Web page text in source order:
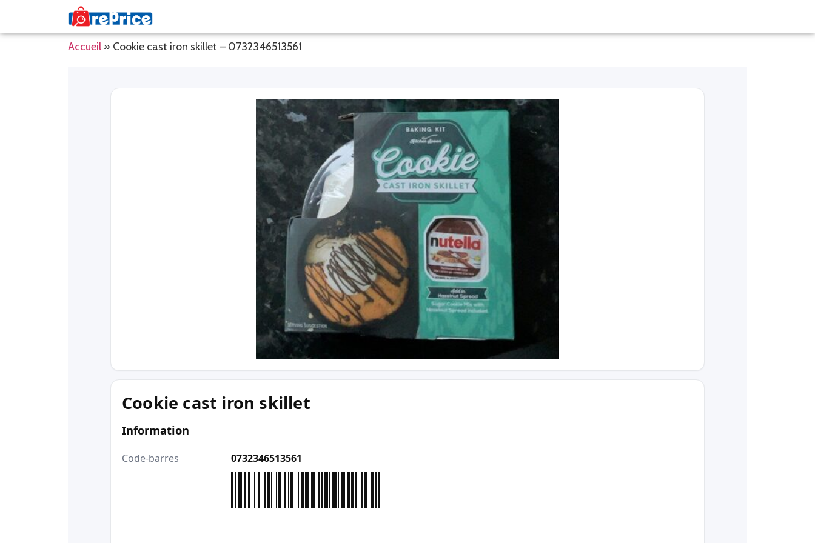
Accueil » Cookie cast iron skillet – 0732346513561
Cookie cast iron skillet
Information
Code-barres 0732346513561